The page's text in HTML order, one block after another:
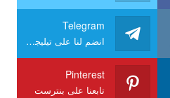
Telegram
انضم لنا على تيليجرام
Pinterest
تابعنا على بنترست